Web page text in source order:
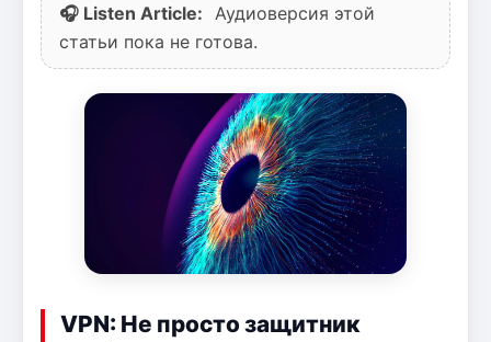
🎧 Listen Article:
Аудиоверсия этой
статьи пока не готова.
VPN: Не просто защитник